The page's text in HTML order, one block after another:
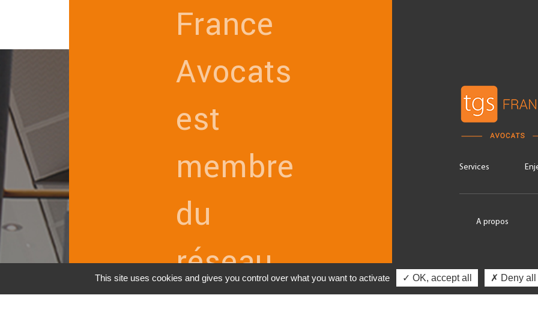
Services
A propos
Angers
Bordeaux
France
Avocats
est
membre
du
réseau
This site uses cookies and gives you control over what you want to activate ✓ OK, accept all ✗ Deny all